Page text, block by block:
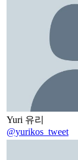
Yuri 유리
@yurikos_tweet